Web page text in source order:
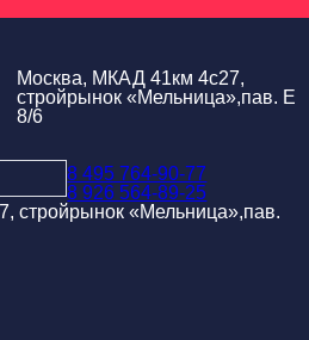
Москва, МКАД 41км 4с27,
стройрынок «Мельница»,пав. Е
8/6
8 495 764-90-77
8 926 564-89-25
стройрынок «Мельница»,пав.